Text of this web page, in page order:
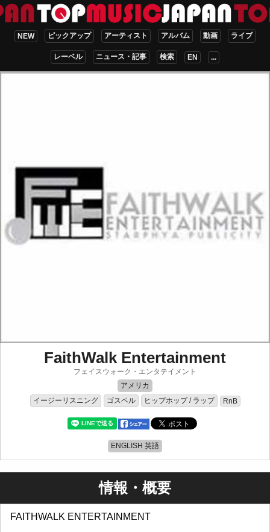
NEW ピックアップ アーティスト アルバム 動画 ライブ
レーベル ニュース・記事 検索 EN ...
FaithWalk Entertainment
フェイスウォーク・エンタテイメント
アメリカ
イージーリスニング
ゴスペル ヒップホップ / ラップ RnB
ENGLISH 英語
情報・概要
FAITHWALK ENTERTAINMENT